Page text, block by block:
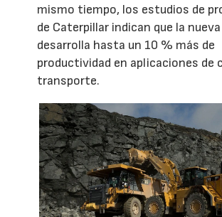
mismo tiempo, los estudios de
de Caterpillar indican que la
desarrolla hasta un 10 % más de
productividad en aplicaciones de
transporte.